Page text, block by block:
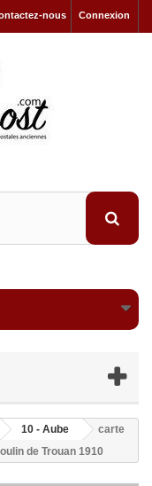
Connexion
nous
10 - Aube
carte
de Trouan 1910